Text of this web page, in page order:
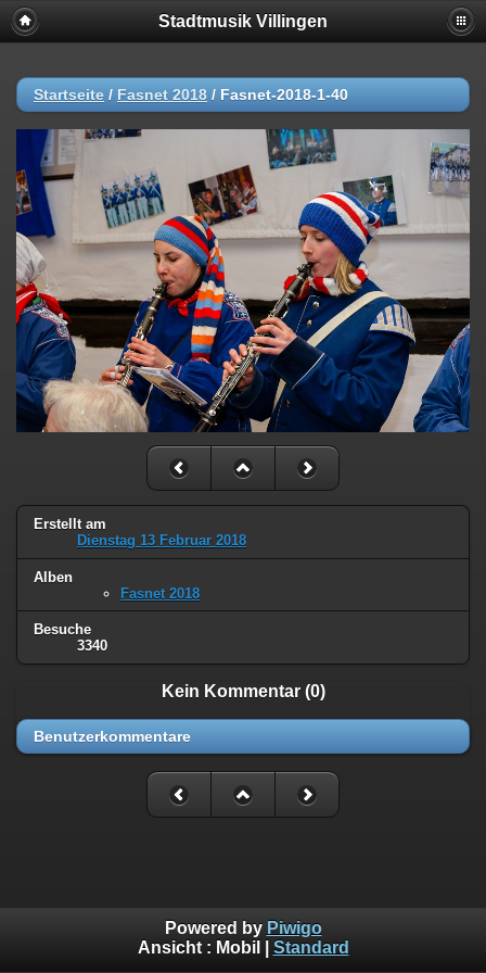
Stadtmusik Villingen
Startseite / Fasnet 2018 / Fasnet-2018-1-40
Erstellt am
Dienstag 13 Februar 2018
Alben
Fasnet 2018
Besuche
3340
Kein Kommentar (0)
Benutzerkommentare
Powered by Piwigo
Ansicht : Mobil Standard